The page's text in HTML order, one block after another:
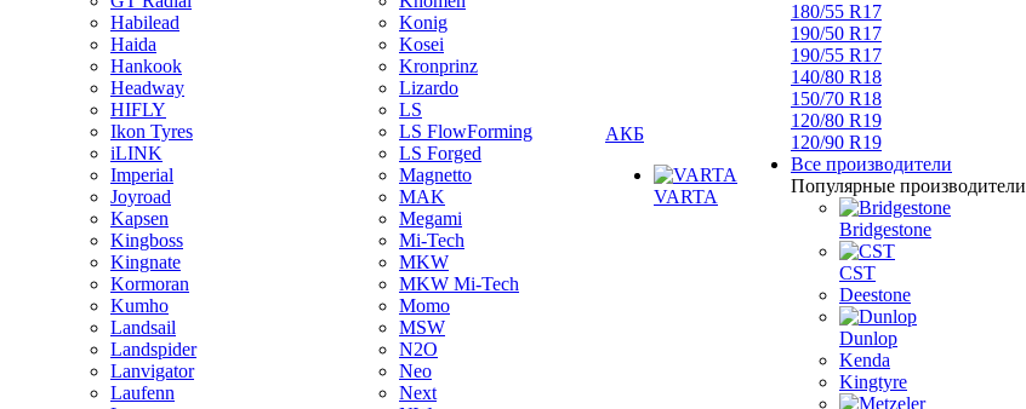
Habilead
Haida
Hankook
Headway
HIFLY
Ikon Tyres
iLINK
Imperial
Joyroad
Kapsen
Kingboss
Kingnate
Kormoran
Kumho
Landsail
Landspider
Lanvigator
Laufenn
Konig
Kosei
Kronprinz
Lizardo
LS
LS FlowForming
LS Forged
Magnetto
MAK
Megami
Mi-Tech
MKW
MKW Mi-Tech
Momo
MSW
N2O
Neo
Next
АКБ
VARTA
180/55 R17
190/50 R17
190/55 R17
140/80 R18
150/70 R18
120/80 R19
120/90 R19
Все производители
Популярные производители
Bridgestone
CST
Deestone
Dunlop
Kenda
Kingtyre